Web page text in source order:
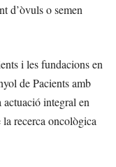
d’òvuls o semen
i les fundacions en
de Pacients amb
integral en
recerca oncològica